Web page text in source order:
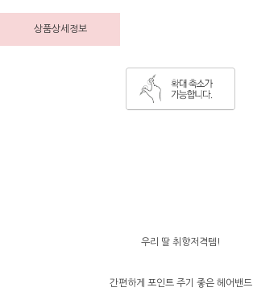
상품상세정보
우리 딸 취향저격템!
간편하게 포인트 주기 좋은 헤어밴드